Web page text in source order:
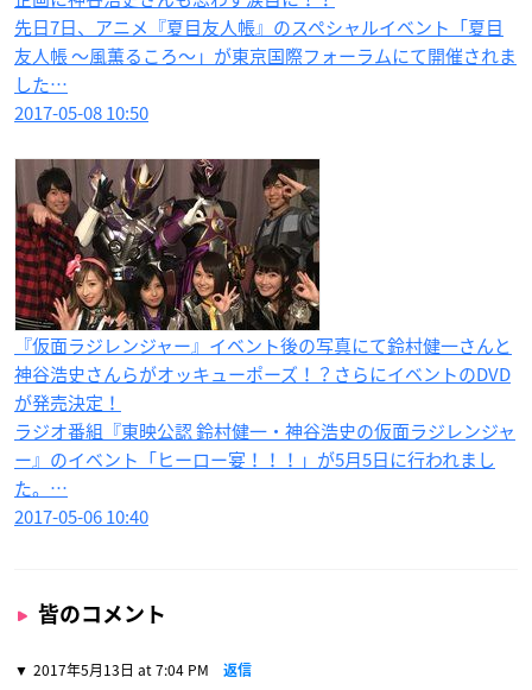
先日7日、アニメ『夏目友人帳』のスペシャルイベント「夏目
友人帳 ～風薫るころ～」が東京国際フォーラムにて開催されま
した…
2017-05-08 10:50
『仮面ラジレンジャー』イベント後の写真にて鈴村健一さんと
神谷浩史さんらがオッキューポーズ！？さらにイベントのDVD
が発売決定！
ラジオ番組『東映公認 鈴村健一・神谷浩史の仮面ラジレンジャ
ー』のイベント「ヒーロー宴！！！」が5月5日に行われまし
た。…
2017-05-06 10:40
皆のコメント
2017年5月13日 at 7:04 PM 返信